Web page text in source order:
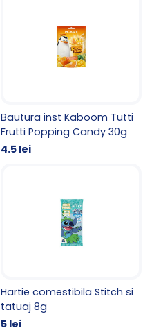
Bautura inst Kaboom Tutti
Frutti Popping Candy 30g
4.5 lei
Hartie comestibila Stitch si
tatuaj 8g
5 lei